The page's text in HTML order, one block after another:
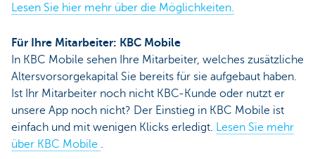
Lesen Sie hier mehr über die Möglichkeiten.
Für Ihre Mitarbeiter: KBC Mobile
In KBC Mobile sehen Ihre Mitarbeiter, welches zusätzliche
Altersvorsorgekapital Sie bereits für sie aufgebaut haben.
Ist Ihr Mitarbeiter noch nicht KBC-Kunde oder nutzt er
unsere App noch nicht? Der Einstieg in KBC Mobile ist
einfach und mit wenigen Klicks erledigt. Lesen Sie mehr
über KBC Mobile .